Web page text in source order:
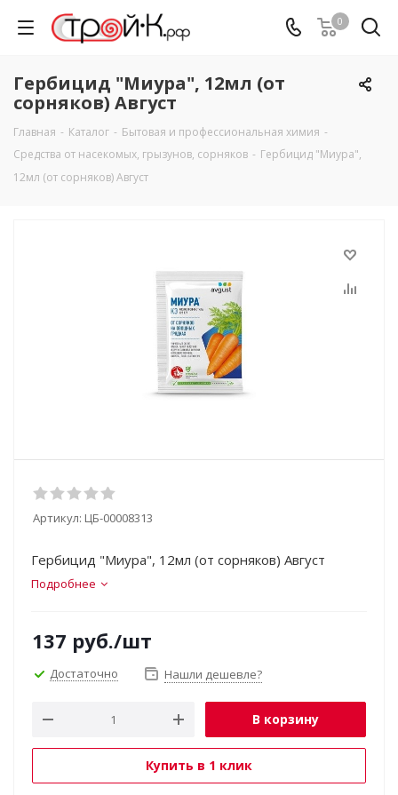
0
Гербицид "Миура", 12мл (от
сорняков) Август
Главная - Каталог - Бытовая и профессиональная химия -
Средства от насекомых, грызунов, сорняков - Гербицид "Миура",
12мл (от сорняков) Август
Артикул: ЦБ-00008313
Гербицид "Миура", 12мл (от сорняков) Август
Подробнее
137 руб./шт
Достаточно Нашли дешевле?
В корзину
Купить в 1 клик